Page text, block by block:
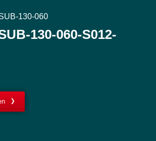
130-060
130-060-S012-